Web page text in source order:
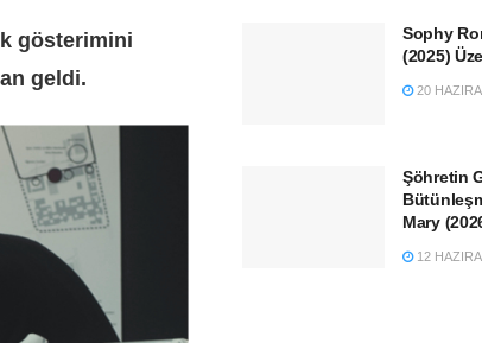
gösterimini
geldi.
Sophy
(2025)
20
Şöhretin
Mary
12